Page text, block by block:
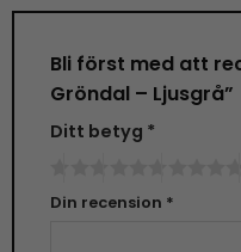
Bli först med att
Gröndal – Ljusgrå”
Ditt betyg *
Din recension *